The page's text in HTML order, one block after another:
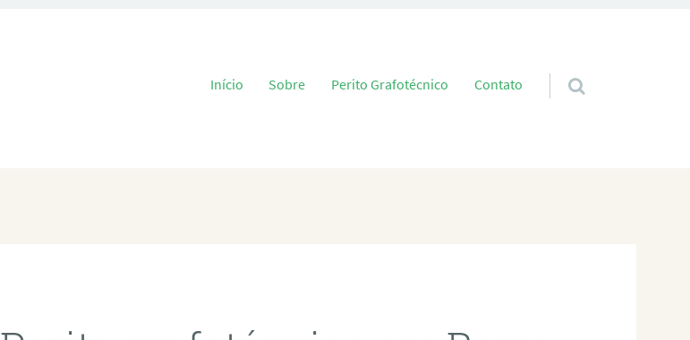
Pular para o conteúdo
Início Sobre Perito Grafotécnico Contato